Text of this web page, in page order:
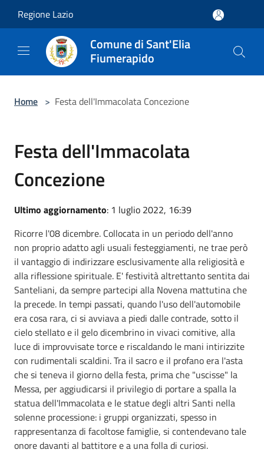
Regione Lazio
Comune di Sant'Elia
Fiumerapido
Home > Festa dell'Immacolata Concezione
Festa dell'Immacolata
Concezione
Ultimo aggiornamento: 1 luglio 2022, 16:39
Ricorre l'08 dicembre. Collocata in un periodo dell'anno
non proprio adatto agli usuali festeggiamenti, ne trae però
il vantaggio di indirizzare esclusivamente alla religiosità e
alla riflessione spirituale. E' festività altrettanto sentita dai
Santeliani, da sempre partecipi alla Novena mattutina che
la precede. In tempi passati, quando l'uso dell'automobile
era cosa rara, ci si avviava a piedi dalle contrade, sotto il
cielo stellato e il gelo dicembrino in vivaci comitive, alla
luce di improvvisate torce e riscaldando le mani intirizzite
con rudimentali scaldini. Tra il sacro e il profano era l'asta
che si teneva il giorno della festa, prima che "uscisse" la
Messa, per aggiudicarsi il privilegio di portare a spalla la
statua dell'Immacolata e le statue degli altri Santi nella
solenne processione: i gruppi organizzati, spesso in
rappresentanza di facoltose famiglie, si contendevano tale
onore davanti al battitore e a una folla di curiosi.